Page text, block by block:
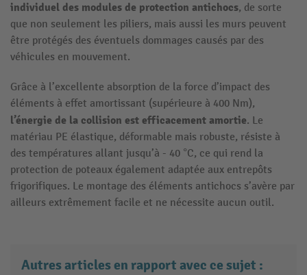
individuel des modules de protection antichocs, de sorte
que non seulement les piliers, mais aussi les murs peuvent
être protégés des éventuels dommages causés par des
véhicules en mouvement.
Grâce à l’excellente absorption de la force d’impact des
éléments à effet amortissant (supérieure à 400 Nm),
l’énergie de la collision est efficacement amortie. Le
matériau PE élastique, déformable mais robuste, résiste à
des températures allant jusqu’à - 40 °C, ce qui rend la
protection de poteaux également adaptée aux entrepôts
frigorifiques. Le montage des éléments antichocs s’avère par
ailleurs extrêmement facile et ne nécessite aucun outil.
Autres articles en rapport avec ce sujet :